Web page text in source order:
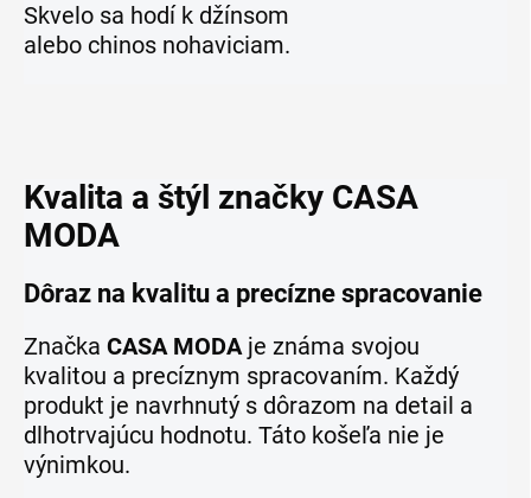
Skvelo sa hodí k džínsom
alebo chinos nohaviciam.
Kvalita a štýl značky CASA
MODA
Dôraz na kvalitu a precízne spracovanie
Značka CASA MODAje známa svojou
kvalitou a precíznym spracovaním. Každý
produkt je navrhnutý s dôrazom na detail a
dlhotrvajúcu hodnotu. Táto košeľa nie je
výnimkou.